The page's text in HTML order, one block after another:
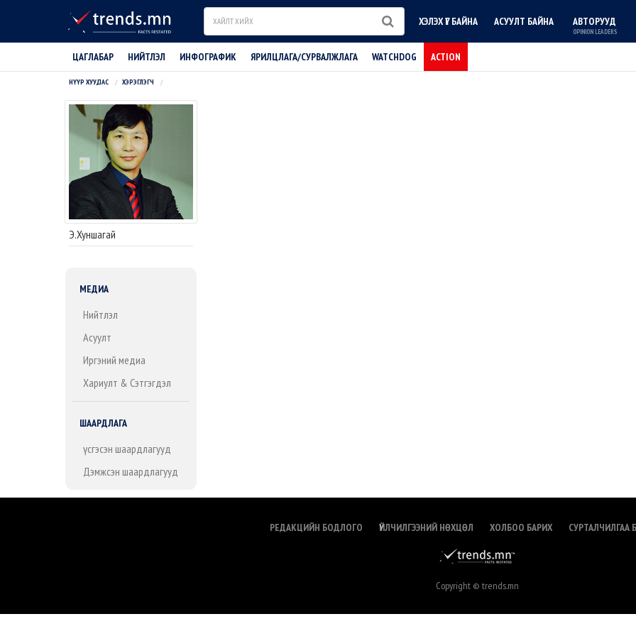
Search ХЭЛЭХ ҮГ БАЙНА АСУУЛТ БАЙНА АВТОРУУД
OPINION LEADERS
ЦАГЛАБАР НИЙТЛЭЛ ИНФОГРАФИК ЯРИЛЦЛАГА/СУРВАЛЖЛАГА WATCHDOG ACTION
НҮҮР ХУУДАС ХЭРЭГЛЭГЧ
Э.Хуншагай
МЕДИА
Нийтлэл
Асуулт
Иргэний медиа
Хариулт & Сэтгэгдэл
ШААРДЛАГА
Үүсгэсэн шаардлагууд
Дэмжсэн шаардлагууд
РЕДАКЦИЙН БОДЛОГО ҮЙЛЧИЛГЭЭНИЙ НӨХЦӨЛ ХОЛБОО БАРИХ СУРТАЛЧИЛГАА
Copyright © trends.mn